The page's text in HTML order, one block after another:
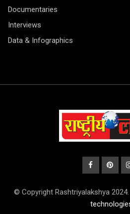
Documentaries
Interviews
Data & Infographics
© Copyright Rashtriyalakshya